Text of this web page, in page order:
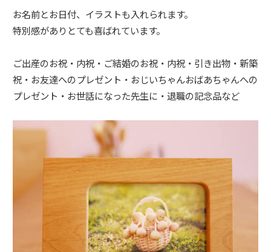
お名前とお日付、イラストも入れられます。
特別感がありとても喜ばれています。
ご出産のお祝・内祝・ご結婚のお祝・内祝・引き出物・新築
祝・お友達へのプレゼント・おじいちゃんおばあちゃんへの
プレゼント・お世話になった先生に・退職の記念品など